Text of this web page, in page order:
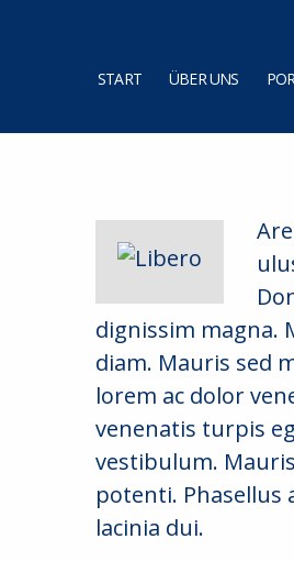
START ÜBER UNS
dignissim magna.
diam. Mauris sed
lorem ac dolor
venenatis turpis
vestibulum.
potenti. Phasellus
lacinia dui.